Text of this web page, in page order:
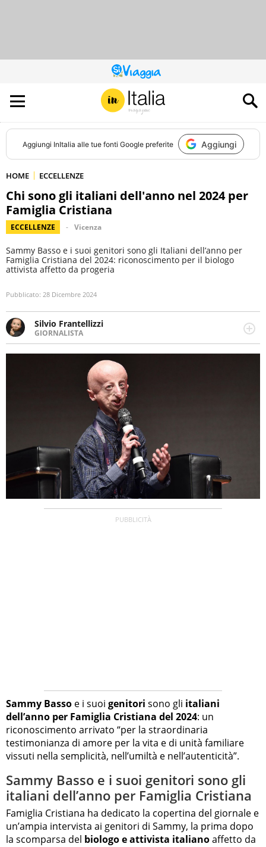
QUESTO
SITO
CONTRIBUISCE
ALL’AUDIENCE
DI
Aggiungi InItalia alle tue fonti Google preferite Aggiungi
HOME ECCELLENZE
Chi sono gli italiani dell'anno nel 2024 per
Famiglia Cristiana
ECCELLENZE Vicenza
Sammy Basso e i suoi genitori sono gli Italiani dell’anno per
Famiglia Cristiana del 2024: riconoscimento per il biologo
attivista affetto da progeria
Pubblicato: 28 Dicembre 2024
Silvio Frantellizzi
GIORNALISTA
Giornalista pubblicista. Da oltre dieci anni si occupa di
informazione sul web, scrivendo di sport, attualità,
cronaca, motori, spettacolo e videogame.
Sammy Basso e i suoi genitori sono gli italiani
dell’anno per Famiglia Cristiana del 2024: un
riconoscimento arrivato “per la straordinaria
testimonianza di amore per la vita e di unità familiare
vissuti nella semplicità, nell’umiltà e nell’autenticità”.
Sammy Basso e i suoi genitori sono gli
italiani dell’anno per Famiglia Cristiana
Famiglia Cristiana ha dedicato la copertina del giornale e
un’ampia intervista ai genitori di Sammy, la prima dopo
la scomparsa del biologo e attivista italianoaffetto da